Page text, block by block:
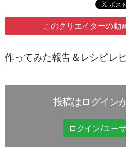
このクリエイターの動
作ってみた報告＆レシピレ
投稿はログイン
ログイン/ユー